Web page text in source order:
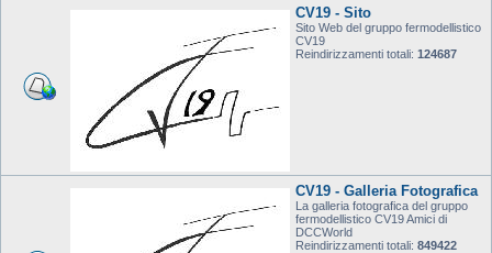
CV19 - Sito
Sito Web del gruppo fermodellistico
CV19
Reindirizzamenti totali: 124687
CV19 - Galleria Fotografica
La galleria fotografica del gruppo
fermodellistico CV19 Amici di
DCCWorld
Reindirizzamenti totali: 849422